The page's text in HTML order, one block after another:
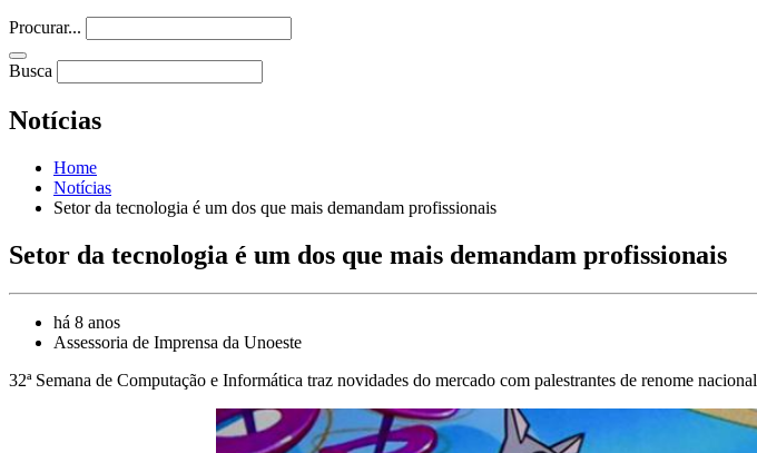
Procurar...
Busca
Notícias
Home
Notícias
Setor da tecnologia é um dos que mais demandam profissionais
Setor da tecnologia é um dos que mais demandam profissionais
há 8 anos
Assessoria de Imprensa da Unoeste
32ª Semana de Computação e Informática traz novidades do mercado com palestrantes de renome nacional